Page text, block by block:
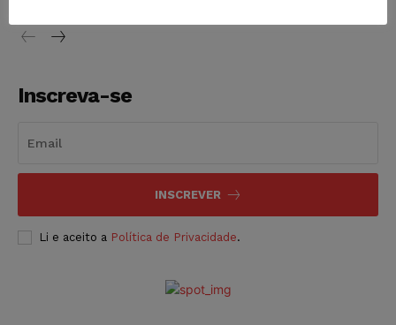
Inscreva-se
INSCREVER
Li e aceito a Política de Privacidade.